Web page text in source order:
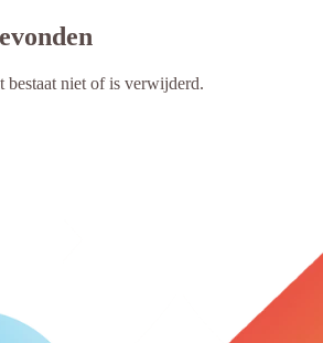
bestaat niet of is verwijderd.